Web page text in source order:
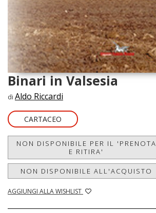
Binari in Valsesia
di Aldo Riccardi
CARTACEO
NON DISPONIBILE PER IL 'PRENOTA
E RITIRA'
NON DISPONIBILE ALL'ACQUISTO
AGGIUNGI ALLA WISHLIST